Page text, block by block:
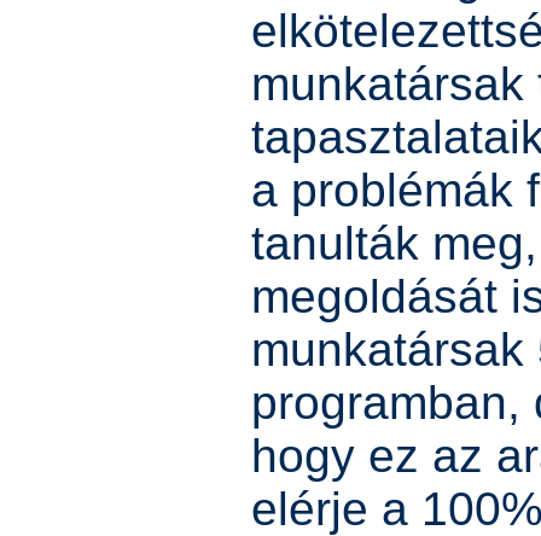
munkatársak
a problémák
tanulták
megoldását
programban,
hogy ez az
elérje a